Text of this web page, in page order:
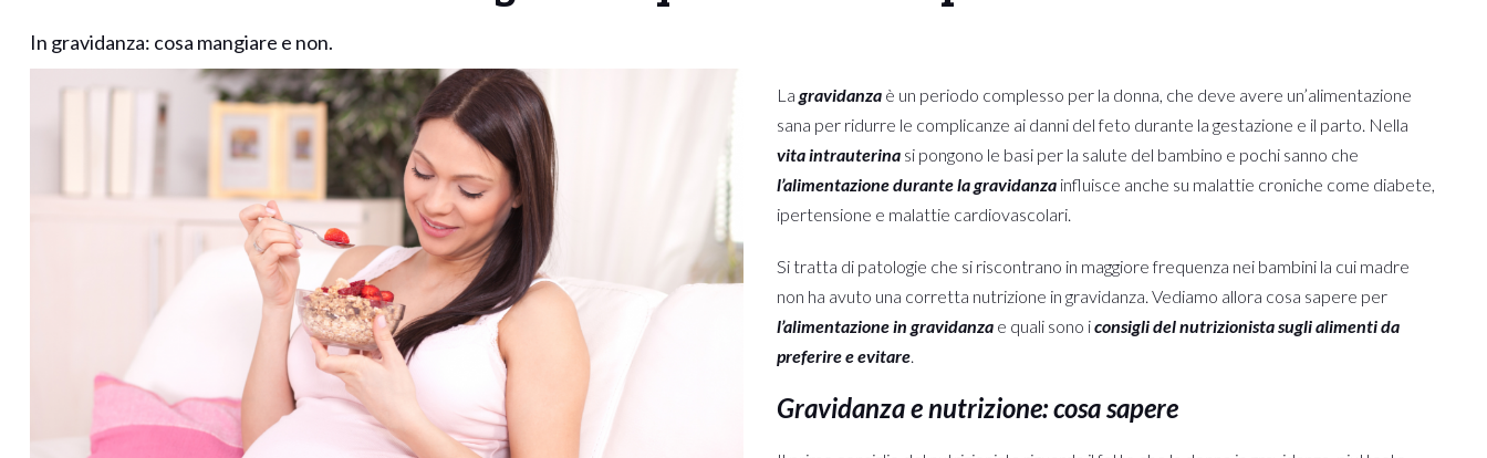
In gravidanza: cosa mangiare e non.
La gravidanza è un periodo complesso per la donna, che deve avere un’alimentazione
sana per ridurre le complicanze ai danni del feto durante la gestazione e il parto. Nella
vita intrauterina si pongono le basi per la salute del bambino e pochi sanno che
l’alimentazione durante la gravidanza influisce anche su malattie croniche come diabete,
ipertensione e malattie cardiovascolari.
Si tratta di patologie che si riscontrano in maggiore frequenza nei bambini la cui madre
non ha avuto una corretta nutrizione in gravidanza. Vediamo allora cosa sapere per
l’alimentazione in gravidanza e quali sono iconsigli del nutrizionista sugli alimenti da
preferire e evitare.
Gravidanza e nutrizione: cosa sapere